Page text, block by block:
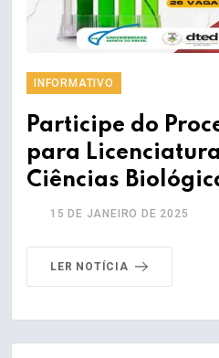
INFORMATIVO
Participe do
para
Ciências
15 DE JANEIRO DE 2025
LER NOTÍCIA